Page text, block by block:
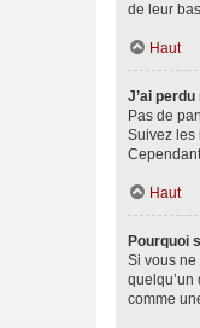
de leur
Haut
J’ai
Pas de
Suivez les
Haut
Pourquoi
Si vous
quelqu’un
comme